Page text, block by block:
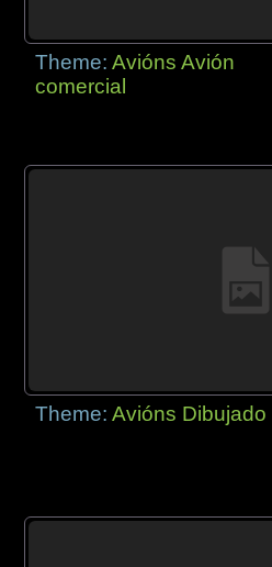
Theme:Avións Avión
comercial
Theme:Avións Dibujado